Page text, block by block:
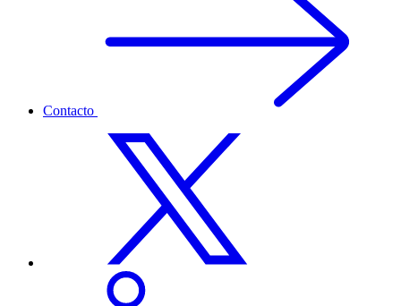
Contacto